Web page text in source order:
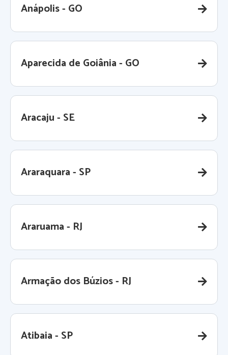
Anápolis - GO
Aparecida de Goiânia - GO
Aracaju - SE
Araraquara - SP
Araruama - RJ
Armação dos Búzios - RJ
Atibaia - SP